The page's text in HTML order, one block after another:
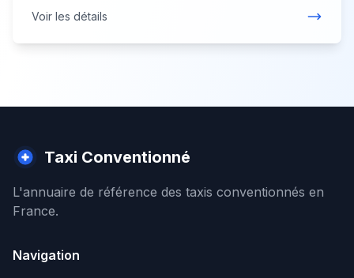
Voir les détails
Taxi Conventionné
L'annuaire de référence des taxis conventionnés en
France.
Navigation